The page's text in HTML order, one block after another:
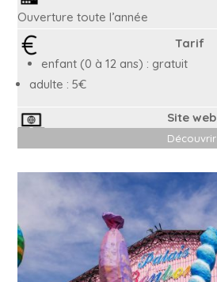
Ouverture toute l’année
Tarif
enfant (0 à 12 ans) : gratuit
adulte : 5€
Site web
Découvrir